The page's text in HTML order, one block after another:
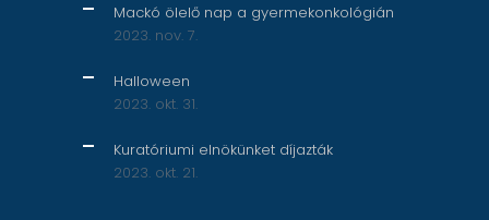
Mackó ölelő nap a gyermekonkológián
2023. nov. 7.
Halloween
2023. okt. 31.
Kuratóriumi elnökünket díjazták
2023. okt. 21.